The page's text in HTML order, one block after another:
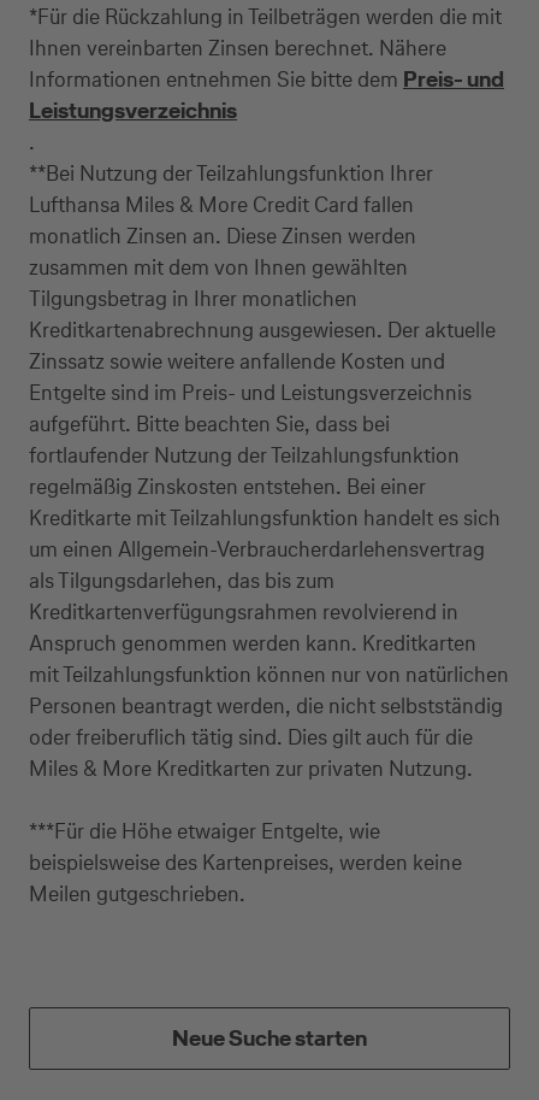
*Für die Rückzahlung in Teilbeträgen werden die mit
Ihnen vereinbarten Zinsen berechnet. Nähere
Informationen entnehmen Sie bitte dem Preis- und
Leistungsverzeichnis
.
**Bei Nutzung der Teilzahlungsfunktion Ihrer
Lufthansa Miles & More Credit Card fallen
monatlich Zinsen an. Diese Zinsen werden
zusammen mit dem von Ihnen gewählten
Tilgungsbetrag in Ihrer monatlichen
Kreditkartenabrechnung ausgewiesen. Der aktuelle
Zinssatz sowie weitere anfallende Kosten und
Entgelte sind im Preis- und Leistungsverzeichnis
aufgeführt. Bitte beachten Sie, dass bei
fortlaufender Nutzung der Teilzahlungsfunktion
regelmäßig Zinskosten entstehen. Bei einer
Kreditkarte mit Teilzahlungsfunktion handelt es sich
um einen Allgemein-Verbraucherdarlehensvertrag
als Tilgungsdarlehen, das bis zum
Kreditkartenverfügungsrahmen revolvierend in
Anspruch genommen werden kann. Kreditkarten
mit Teilzahlungsfunktion können nur von natürlichen
Personen beantragt werden, die nicht selbstständig
oder freiberuflich tätig sind. Dies gilt auch für die
Miles & More Kreditkarten zur privaten Nutzung.
***Für die Höhe etwaiger Entgelte, wie
beispielsweise des Kartenpreises, werden keine
Meilen gutgeschrieben.
Neue Suche starten
Kreditkarte beantragen
Suchen Sie eine Kreditkarte für die private oder
geschäftliche Nutzung? Oder möchten Sie
Kreditkarten für Ihr Unternehmen beantragen?
Über die Auswahl gelangen Sie direkt in den
Private Nutzung
Geschäftliche Nutzung